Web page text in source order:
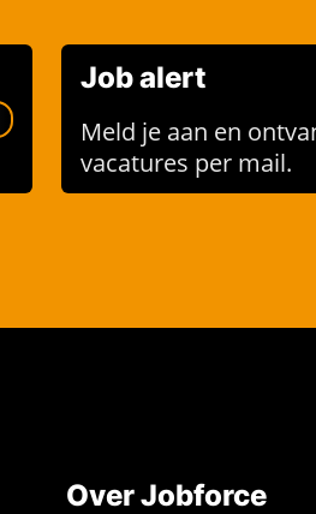
Job alert
Meld je aan en
vacatures per mail.
Over Jobforce